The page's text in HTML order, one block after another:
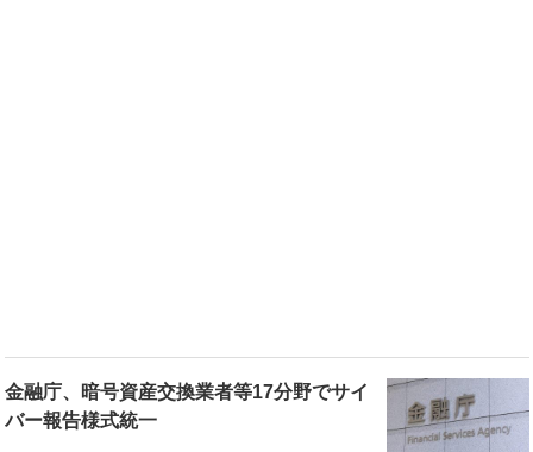
金融庁、暗号資産交換業者等17分野でサイ
バー報告様式統一